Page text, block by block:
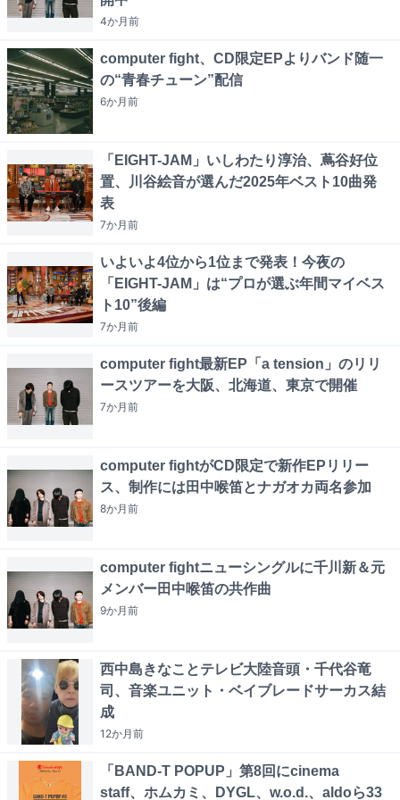
4か月前
computer fight、CD限定EPよりバンド随一
の“青春チューン”配信
6か月前
「EIGHT-JAM」いしわたり淳治、蔦谷好位
置、川谷絵音が選んだ2025年ベスト10曲発
表
7か月前
いよいよ4位から1位まで発表！今夜の
「EIGHT-JAM」は“プロが選ぶ年間マイベス
ト10”後編
7か月前
computer fight最新EP「a tension」のリリ
ースツアーを大阪、北海道、東京で開催
7か月前
computer fightがCD限定で新作EPリリー
ス、制作には田中喉笛とナガオカ両名参加
8か月前
computer fightニューシングルに千川新＆元
メンバー田中喉笛の共作曲
9か月前
西中島きなことテレビ大陸音頭・千代谷竜
司、音楽ユニット・ベイブレードサーカス結
成
12か月前
「BAND-T POPUP」第8回にcinema
staff、ホムカミ、DYGL、w.o.d.、aldoら33